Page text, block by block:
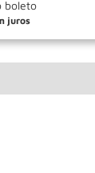
COMPRAR